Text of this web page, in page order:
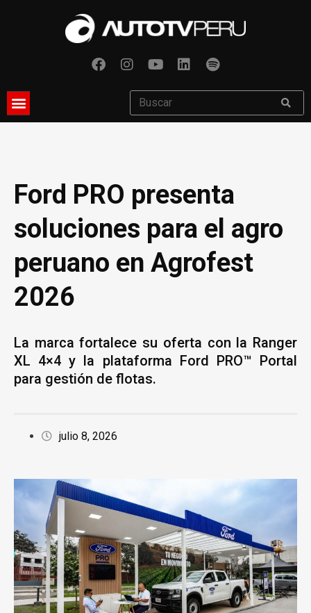
Ford PRO presenta
soluciones para el agro
peruano en Agrofest
2026
La marca fortalece su oferta con la Ranger
XL 4×4 y la plataforma Ford PRO™ Portal
para gestión de flotas.
julio 8, 2026